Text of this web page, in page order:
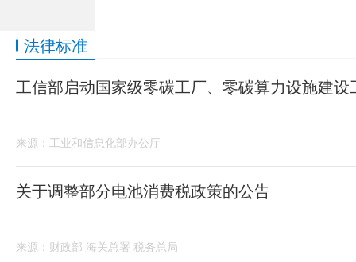
法律标准
工信部启动国家级零碳工厂、零碳算力设施建设
来源：工业和信息化部办公厅
关于调整部分电池消费税政策的公告
来源：财政部 海关总署 税务总局